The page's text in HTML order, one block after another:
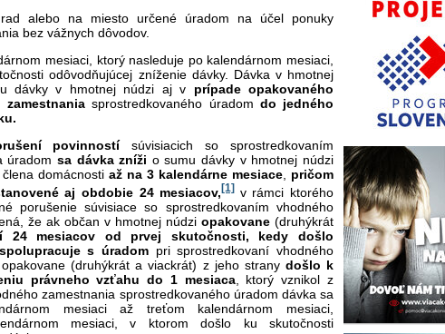
alebo na miesto určené úradom na účel ponuky
bez vážnych dôvodov.
mesiaci, ktorý nasleduje po kalendárnom mesiaci,
odôvodňujúcej zníženie dávky. Dávka v hmotnej
dávky v hmotnej núdzi aj v prípade opakovaného
zamestnaniasprostredkovaného úradom do jedného
povinnostísúvisiacich so sprostredkovaním
úradom sa dávka zníži o sumu dávky v hmotnej núdzi
domácnostiaž na 3 kalendárne mesiace, pričom
aj obdobie 24 mesiacov,[1]
v rámci ktorého
porušenie súvisiace so sprostredkovaním vhodného
že ak občan v hmotnej núdzi opakovane (druhýkrát
24 mesiacov od prvej skutočnosti, kedy došlo
s úradom pri sprostredkovaní vhodného
(druhýkrát a viackrát) z jeho strany došlo k
právneho vzťahu do 1 mesiaca, ktorý vznikol z
zamestnania sprostredkovaného úradom dávka sa
mesiaci až treťom kalendárnom mesiaci,
mesiaci, v ktorom došlo ku skutočnosti